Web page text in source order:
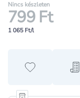
Nincs készleten
799 Ft
1 065 Ft/l
Hozzáadás a